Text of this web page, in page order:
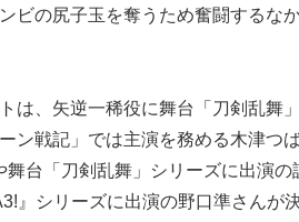
ビの尻子玉を奪うため奮闘するな
は、矢逆一稀役に舞台「刀剣乱舞
ン戦記」では主演を務める木津つ
舞台「刀剣乱舞」シリーズに出演
』シリーズに出演の野口準さんが決